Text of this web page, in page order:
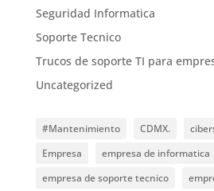
Seguridad Informatica
Soporte Tecnico
Trucos de soporte TI para
Uncategorized
#Mantenimiento CDMX.
Empresa
empresa de informatica
empresa de soporte tecnico